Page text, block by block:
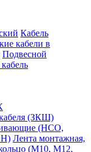
Кабель
кабели в
Подвесной
(ЗКШ)
(НСО,
Лента монтажная,
(М10, М12,